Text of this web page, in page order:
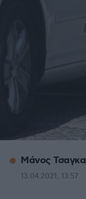
Μάνος
13.04.2021, 13:57